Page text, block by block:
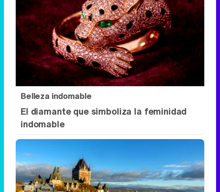
Belleza indomable
El diamante que simboliza la feminidad
indomable